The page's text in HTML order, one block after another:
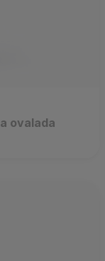
ovalada